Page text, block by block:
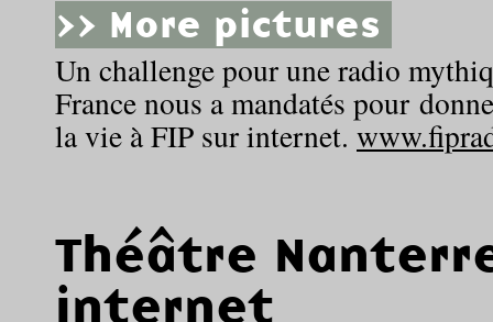
>> More pictures
Un challenge pour une radio
France nous a mandatés pour
la vie à FIP sur internet.
Théâtre
internet